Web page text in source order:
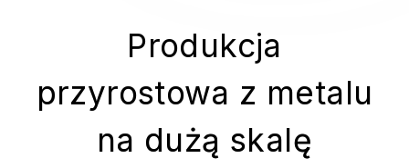
Produkcja
przyrostowa z metalu
na dużą skalę